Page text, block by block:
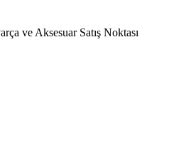
ve Aksesuar Satış Noktası